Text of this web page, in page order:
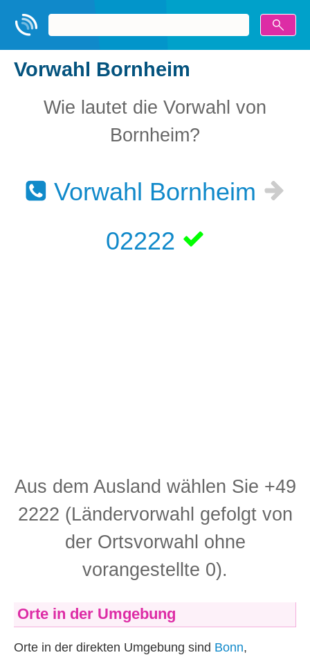
Vorwahl Bornheim
Wie lautet die Vorwahl von
Bornheim?
Vorwahl Bornheim
02222
Aus dem Ausland wählen Sie +49
2222 (Ländervorwahl gefolgt von
der Ortsvorwahl ohne
vorangestellte 0).
Orte in der Umgebung
Orte in der direkten Umgebung sind Bonn,